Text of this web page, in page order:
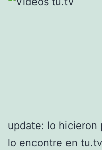
update: lo hicieron
lo encontre en